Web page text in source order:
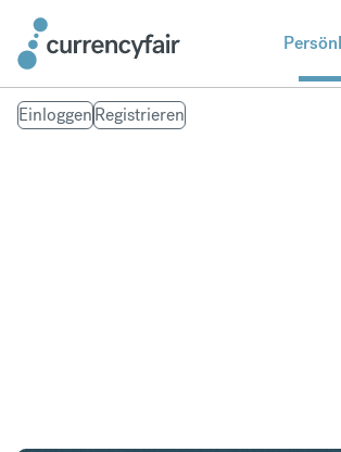
EinloggenRegistrieren